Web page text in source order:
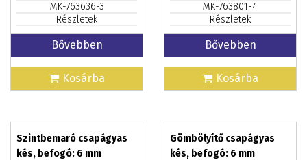
MK-763636-3
Részletek
Bővebben
Kosárba
MK-763801-4
Részletek
Bővebben
Kosárba
Szintbemaró csapágyas
kés, befogó: 6 mm
Gömbölyítő csapágyas
kés, befogó: 6 mm